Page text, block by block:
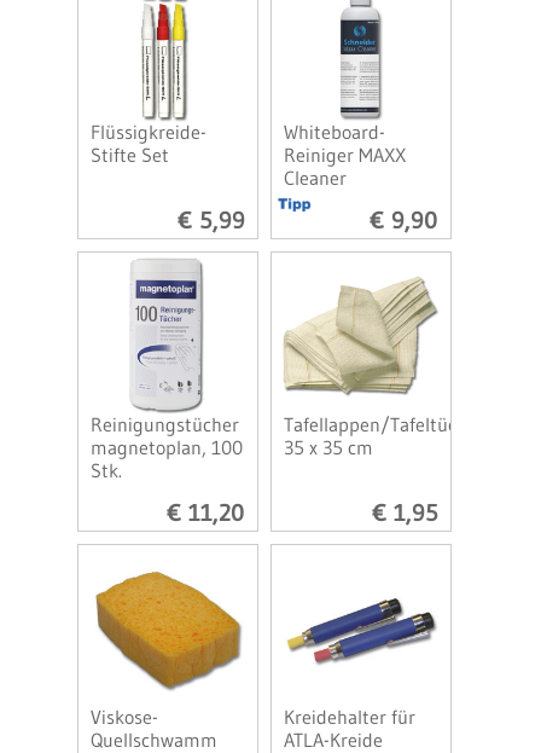
Flüssigkreide-
Stifte Set
€ 5,99
Whiteboard-
Reiniger MAXX
Cleaner
€ 9,90
Reinigungstücher
magnetoplan, 100
Stk.
€ 11,20
Tafellappen/Tafeltücher
35 x 35 cm
€ 1,95
Viskose-
Quellschwamm
Kreidehalter für
ATLA-Kreide